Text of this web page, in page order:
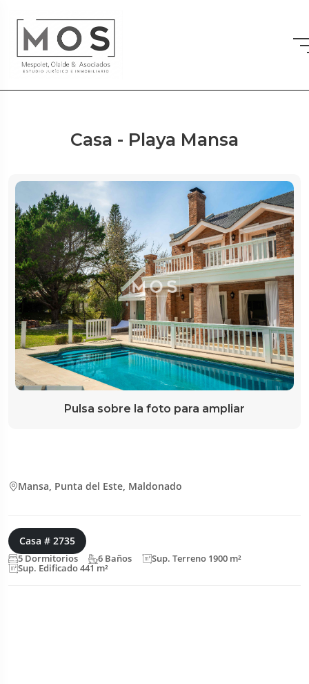
Casa - Playa Mansa
Pulsa sobre la foto para ampliar
Mansa, Punta del Este, Maldonado
Casa # 2735
5 Dormitorios 6 Baños Sup. Terreno 1900 m²
Sup. Edificado 441 m²